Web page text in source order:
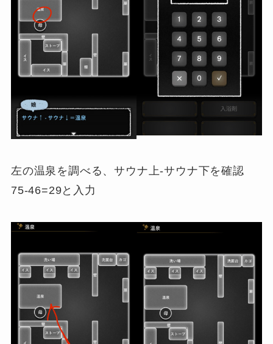
左の温泉を調べる、サウナ上-サウナ下を確認
75-46=29と入力